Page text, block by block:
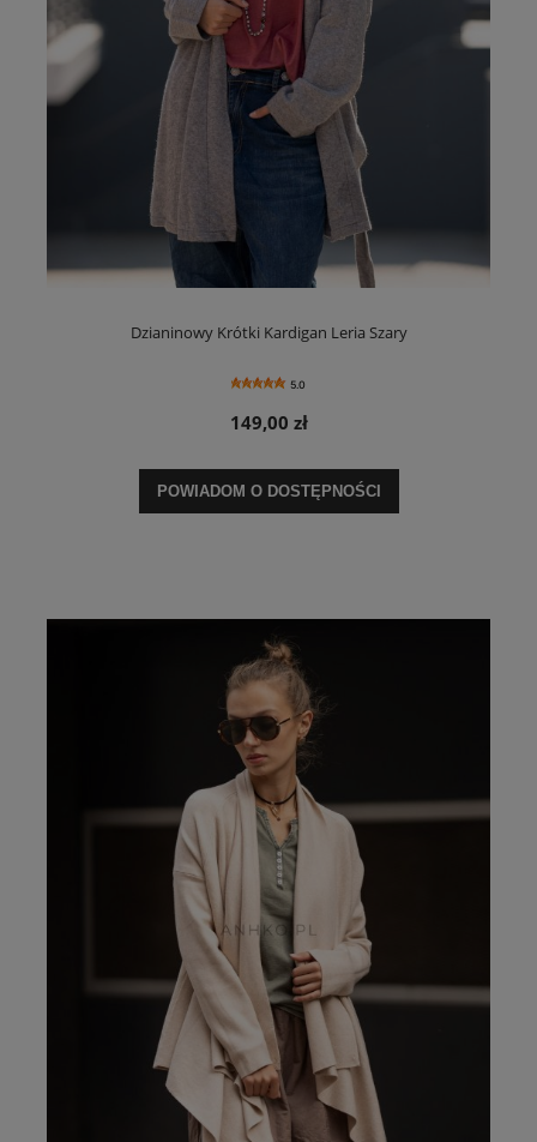
Dzianinowy Krótki Kardigan Leria Szary
5.0
149,00 zł
POWIADOM O DOSTĘPNOŚCI